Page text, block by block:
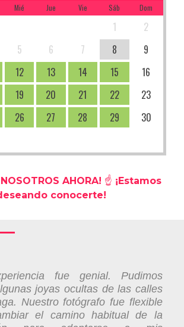
Mié Jue Vie Sáb Dom
1
2
5 6 7 8
9
12 13 14 15
16
19 20 21 22
23
26 27 28 29
30
NOSOTROS AHORA! ☝️ ¡Estamos
conocerte!
fue genial. Pudimos
joyas ocultas de las calles
Nuestro fotógrafo fue flexible
el camino habitual de la